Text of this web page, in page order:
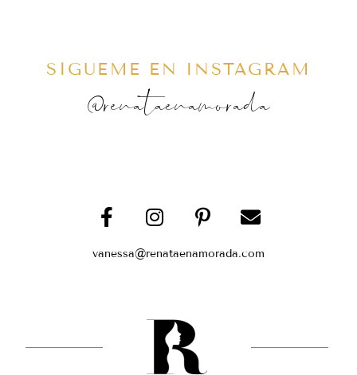
SÍGUEME EN INSTAGRAM
@renataenamorada
vanessa@renataenamorada.com